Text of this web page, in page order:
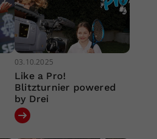
03.10.2025
Like a Pro!
Blitzturnier powered
by Drei